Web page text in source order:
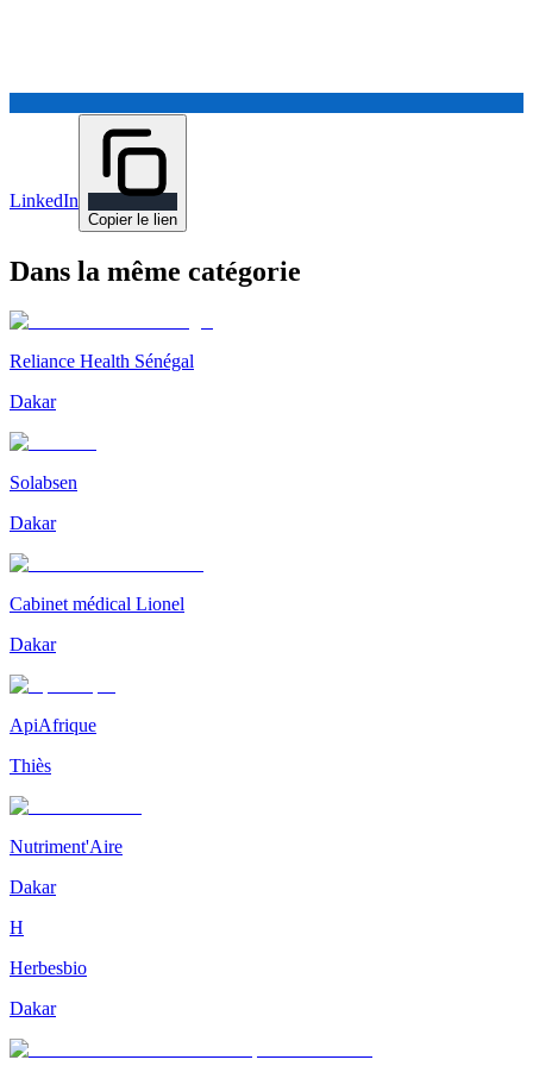
LinkedIn
Copier le lien
Dans la même catégorie
Reliance Health Sénégal
Dakar
Solabsen
Dakar
Cabinet médical Lionel
Dakar
ApiAfrique
Thiès
Nutriment'Aire
Dakar
H
Herbesbio
Dakar